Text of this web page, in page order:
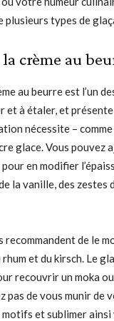
plusieurs types de
la crème au
au beurre est l’un
et à étaler, et
nécessite – comme
glace. Vous pouvez
en modifier
la vanille, des zestes
de le
et du kirsch. Le
recouvrir un moka
pas de vous munir de
et sublimer